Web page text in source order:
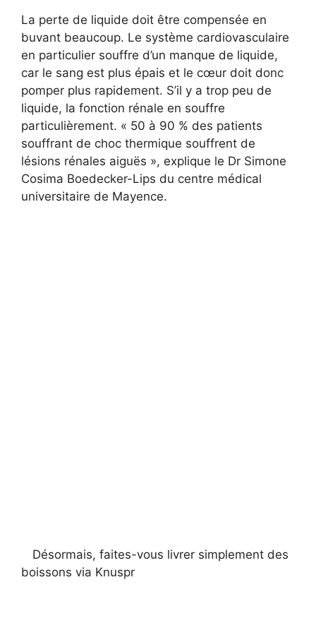
La perte de liquide doit être compensée en
buvant beaucoup. Le système cardiovasculaire
en particulier souffre d’un manque de liquide,
car le sang est plus épais et le cœur doit donc
pomper plus rapidement. S’il y a trop peu de
liquide, la fonction rénale en souffre
particulièrement. « 50 à 90 % des patients
souffrant de choc thermique souffrent de
lésions rénales aiguës », explique le Dr Simone
Cosima Boedecker-Lips du centre médical
universitaire de Mayence.
Désormais, faites-vous livrer simplement des
boissons via Knuspr